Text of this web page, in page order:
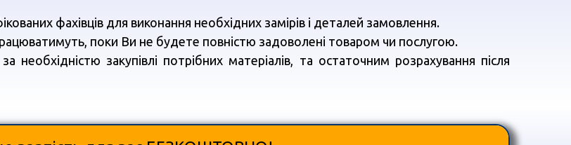
фахівців для виконання необхідних замірів і деталей замовлення.
поки Ви не будете повністю задоволені товаром чи послугою.
закупівлі потрібних матеріалів, та остаточним розрахування після